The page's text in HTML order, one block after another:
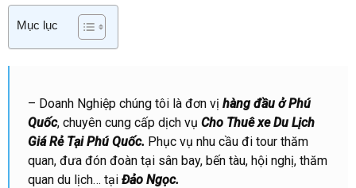
Mục lục
– Doanh Nghiệp chúng tôi là đơn vị hàng đầu ở Phú
Quốc, chuyên cung cấp dịch vụ Cho Thuê xe Du Lịch
Giá Rẻ Tại Phú Quốc. Phục vụ nhu cầu đi tour thăm
quan, đưa đón đoàn tại sân bay, bến tàu, hội nghị, thăm
quan du lịch… tại Đảo Ngọc.